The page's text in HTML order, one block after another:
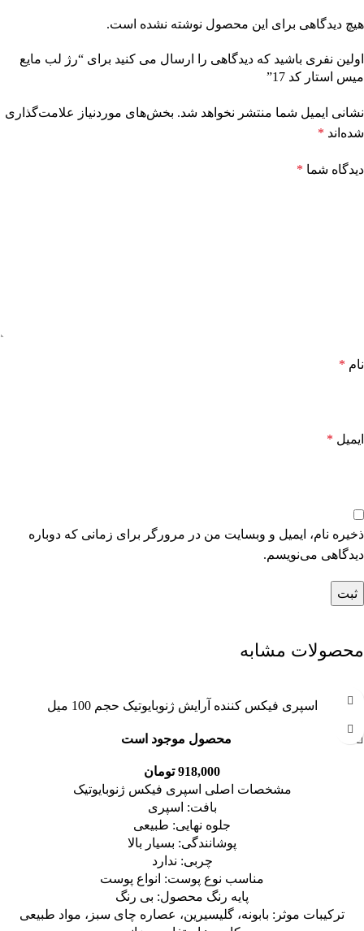
هیچ دیدگاهی برای این محصول نوشته نشده است.
اولین نفری باشید که دیدگاهی را ارسال می کنید برای “رژ لب مایع
میس استار کد 17”
نشانی ایمیل شما منتشر نخواهد شد. بخش‌های موردنیاز علامت‌گذاری
شده‌اند *
دیدگاه شما *
نام *
ایمیل *
ذخیره نام، ایمیل و وبسایت من در مرورگر برای زمانی که دوباره
دیدگاهی می‌نویسم.
محصولات مشابه
اسپری فیکس کننده آرایش ژنوبایوتیک حجم 100 میل
محصول موجود است
918,000 تومان
مشخصات اصلی اسپری فیکس ژنوبایوتیک
بافت: اسپری
جلوه نهایی: طبیعی
پوشانندگی: بسیار بالا
چربی: ندارد
مناسب نوع پوست: انواع پوست
پایه رنگ محصول: بی رنگ
ترکیبات موثر: بابونه، گلیسیرین، عصاره چای سبز، مواد طبیعی